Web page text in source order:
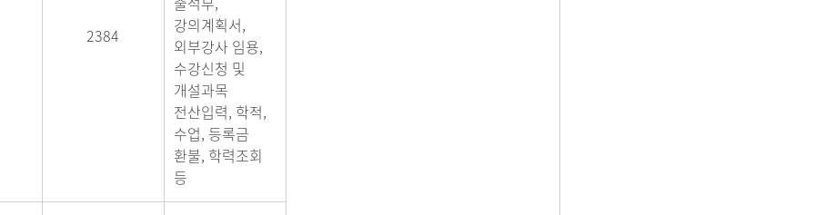
2384
강의계획서,
외부강사 임용,
수강신청 및
개설과목
전산입력, 학적,
수업, 등록금
환불, 학력조회
등